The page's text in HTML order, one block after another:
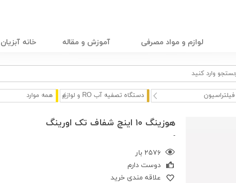
لوازم و مواد مصرفی آموزش و مقاله خانه آبزیان
فیلتراسیون دستگاه تصفیه آب RO و لوازم همه موارد
هوزینگ ۱۰ اینچ شفاف تک اورینگ
-
۲۵۷۶ بار
دوست دارم
علاقه مندی خرید